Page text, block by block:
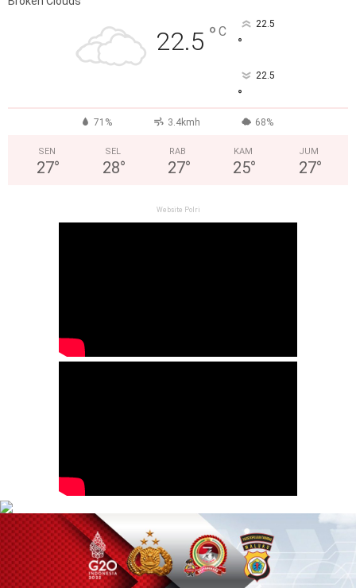
22.5 ° C 22.5
°
22.5
°
71% 3.4kmh 68%
SEN
27°
SEL
28°
RAB
27°
KAM
25°
JUM
27°
Website Polri